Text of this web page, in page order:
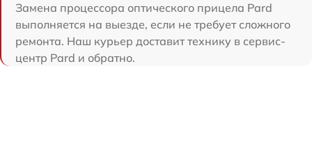
Замена процессора оптического прицела Pard
выполняется на выезде, если не требует сложного
ремонта. Наш курьер доставит технику в сервис-
центр Pard и обратно.